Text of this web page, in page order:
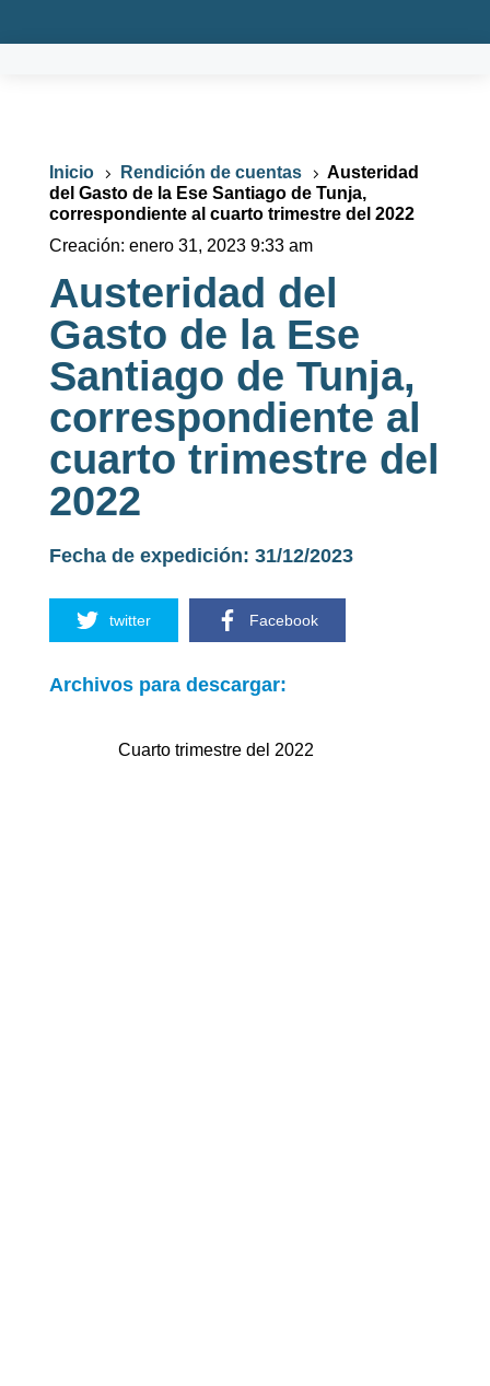
Inicio 5 Rendición de cuentas 5 Austeridad
del Gasto de la Ese Santiago de Tunja,
correspondiente al cuarto trimestre del 2022
Creación: enero 31, 2023 9:33 am
Austeridad del
Gasto de la Ese
Santiago de Tunja,
correspondiente al
cuarto trimestre del
2022
Fecha de expedición: 31/12/2023
twitter Facebook
Archivos para descargar:
Cuarto trimestre del 2022